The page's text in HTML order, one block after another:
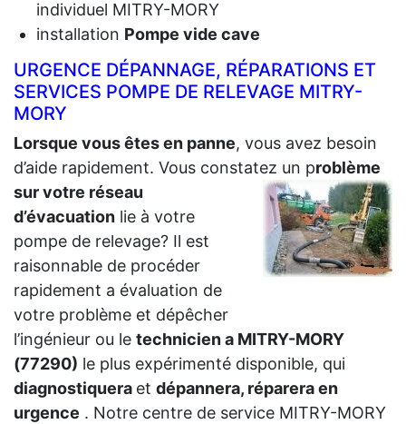
individuel MITRY-MORY
installation Pompe vide cave
URGENCE DÉPANNAGE, RÉPARATIONS ET
SERVICES POMPE DE RELEVAGE MITRY-
MORY
Lorsque vous êtes en panne, vous avez besoin
d’aide rapidement. Vous constatez un problème
sur votre réseau
d’évacuation lie à votre
pompe de relevage? Il est
raisonnable de procéder
rapidement a évaluation de
votre problème et dépêcher
l’ingénieur ou le technicien a MITRY-MORY
(77290) le plus expérimenté disponible, qui
diagnostiquera et dépannera, réparera en
urgence . Notre centre de service MITRY-MORY